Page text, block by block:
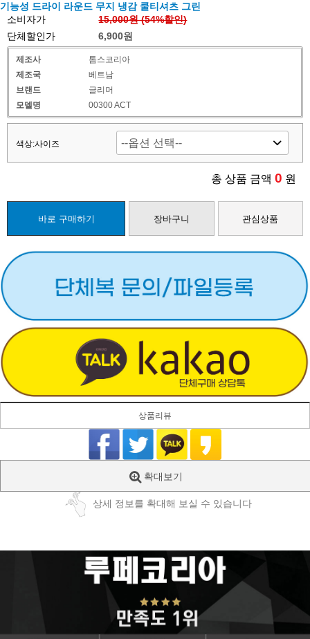
기능성 드라이 라운드 무지 냉감 쿨티셔츠 그린
소비자가
15,000원 (54%할인)
단체할인가
6,900원
제조사
톰스코리아
제조국
베트남
브랜드
글리머
모델명
00300 ACT
색상:사이즈
총 상품 금액 0 원
바로 구매하기 장바구니 관심상품
상품리뷰
확대보기
상세 정보를 확대해 보실 수 있습니다